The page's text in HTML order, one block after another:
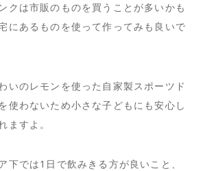
クは市販のものを買うことが多いかも
にあるものを使って作ってみも良いで
いのレモンを使った自家製スポーツド
使わないため小さな子どもにも安心し
ますよ。
下では1日で飲みきる方が良いこと、